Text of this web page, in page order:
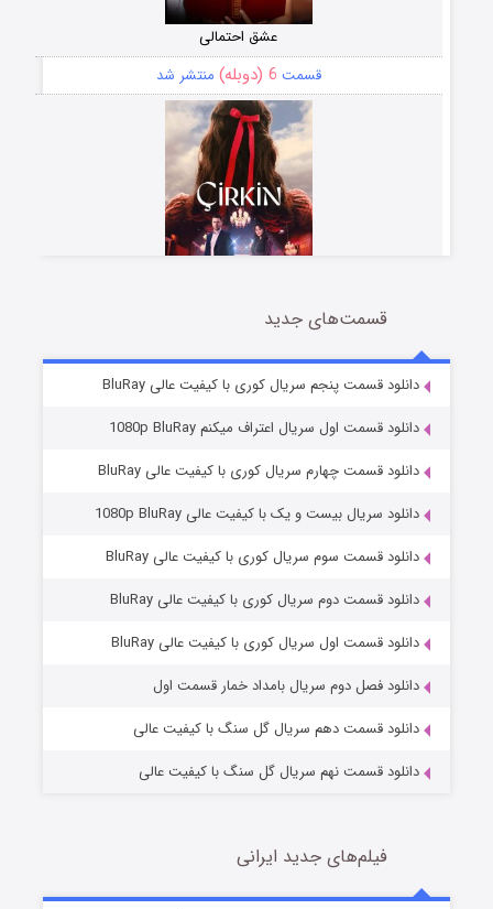
عشق احتمالی
قسمت 6 (دوبله) منتشر شد
سریال زشت
قسمت5 (زیرنویس) منتشر شد
وستی ها
قسمت1 (زیرنویس) منتشر شد
قسمت‌های جدید
دانلود قسمت پنجم سریال کوری با کیفیت عالی BluRay
دانلود قسمت اول سریال اعتراف میکنم 1080p BluRay
دانلود قسمت چهارم سریال کوری با کیفیت عالی BluRay
دانلود سریال بیست و یک با کیفیت عالی 1080p BluRay
دانلود قسمت سوم سریال کوری با کیفیت عالی BluRay
دانلود قسمت دوم سریال کوری با کیفیت عالی BluRay
دانلود قسمت اول سریال کوری با کیفیت عالی BluRay
دانلود فصل دوم سریال بامداد خمار قسمت اول
دانلود قسمت دهم سریال گل سنگ با کیفیت عالی
دانلود قسمت نهم سریال گل سنگ با کیفیت عالی
فیلم‌های جدید ایرانی